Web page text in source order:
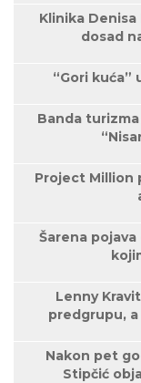
Klinika
dosad
“Gori kuća”
Banda
Project Million
Šarena pojava
Lenny
predgrupu, a
Nakon pet
Stipčić